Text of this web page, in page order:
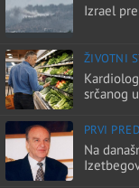
Izrael
ŽIVOTNI
srčanog
PRVI
Na